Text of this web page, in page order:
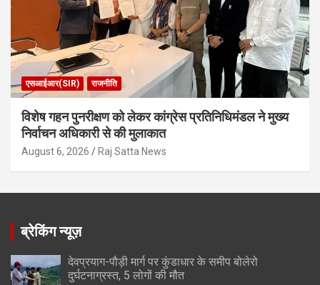
एसआईआर(SIR) राजनीति
विशेष गहन पुनरीक्षण को लेकर कांग्रेस प्रतिनिधिमंडल ने मुख्य
निर्वाचन अधिकारी से की मुलाकात
August 6, 2026 Raj Satta News
ब्रेकिंग न्यूज़
देवप्रयाग-पौड़ी मार्ग पर कुंडाधार के समीप बोलेरो
दुर्घटनाग्रस्त, 5 लोगों की मौत